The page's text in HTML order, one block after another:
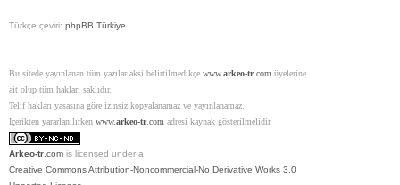
Türkçe çeviri: phpBB Türkiye
Bu sitede yayınlanan tüm yazılar aksi belirtilmedikçe www.arkeo-tr.com üyelerine
ait olup tüm hakları saklıdır.
Telif hakları yasasına göre izinsiz kopyalanamaz ve yayınlanamaz.
İçerikten yararlanılırken www.arkeo-tr.com adresi kaynak gösterilmelidir.
Arkeo-tr .com is licensed under a
Creative Commons Attribution-Noncommercial-No Derivative Works 3.0